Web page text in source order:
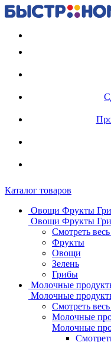
Каталог товаров
Овощи Фрукты
Овощи Фрукты
Смотреть весь
Фрукты
Овощи
Зелень
Грибы
Молочные
Молочные
Смотреть весь
Молочные
Молочные